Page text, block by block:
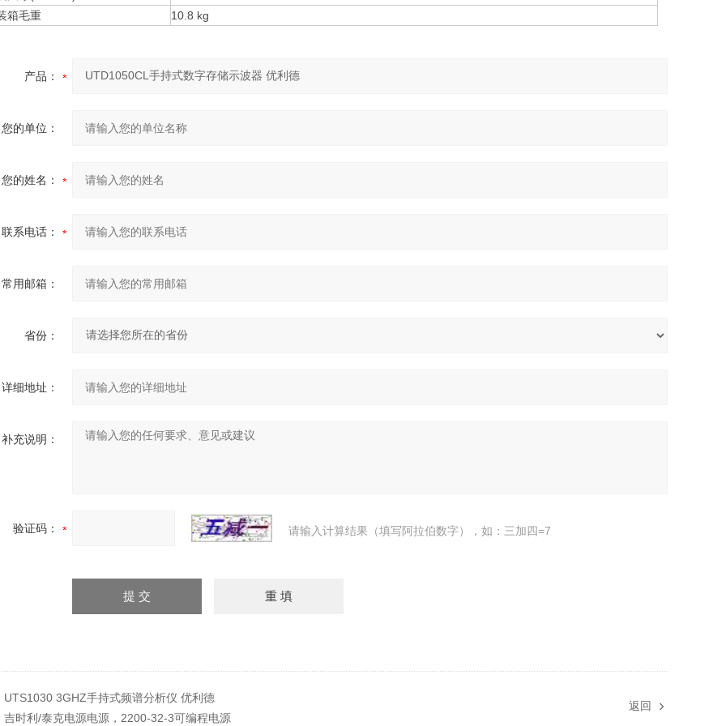
箱毛重
10.8 kg
产品：
您的单位：
您的姓名：
联系电话：
常用邮箱：
省份：
详细地址：
补充说明：
验证码： 请输入计算结果（填写阿拉伯数字），如：三加四=7
UTS1030 3GHZ手持式频谱分析仪 优利德
吉时利/泰克电源电源，2200-32-3可编程电源
返回